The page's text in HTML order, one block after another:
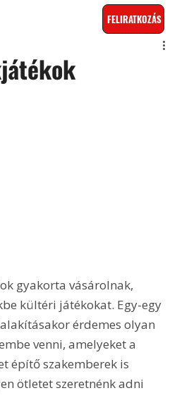
FELIRATKOZÁS
gyakorta vásárolnak,
kültéri játékokat. Egy-egy
érdemes olyan
venni, amelyeket a
építő szakemberek is
ötletet szeretnénk adni